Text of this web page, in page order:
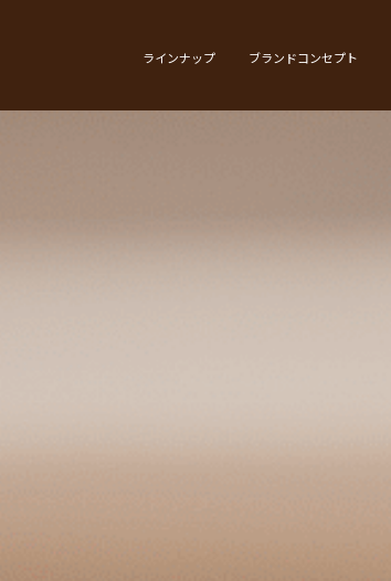
ラインナップ ブランドコンセプト